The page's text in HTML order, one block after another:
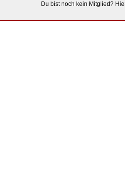
Du bist noch kein Mitglied?